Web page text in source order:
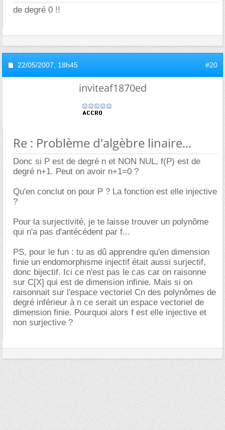
de degré 0 !!
22/05/2007, 18h45 #20
inviteaf1870ed
Re : Problème d'algèbre linaire...
Donc si P est de degré n et NON NUL, f(P) est de
degré n+1. Peut on avoir n+1=0 ?
Qu'en conclut on pour P ? La fonction est elle injective
?
Pour la surjectivité, je te laisse trouver un polynôme
qui n'a pas d'antécédent par f...
PS, pour le fun : tu as dû apprendre qu'en dimension
finie un endomorphisme injectif était aussi surjectif,
donc bijectif. Ici ce n'est pas le cas car on raisonne
sur C[X] qui est de dimension infinie. Mais si on
raisonnait sur l'espace vectoriel Cn des polynômes de
degré inférieur à n ce serait un espace vectoriel de
dimension finie. Pourquoi alors f est elle injective et
non surjective ?